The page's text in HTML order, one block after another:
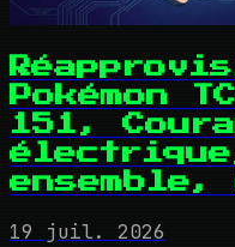
Pokémon
151,
19 juil. 2026